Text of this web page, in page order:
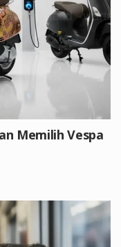
Memilih Vespa